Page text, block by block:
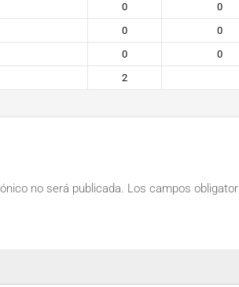
0 0
0 0
0 0
2
no será publicada. Los campos